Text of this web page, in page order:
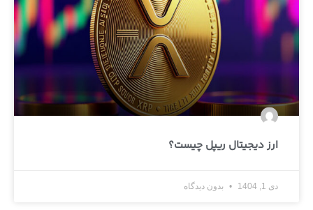
ارز دیجیتال ریپل چیست؟
دی 1, 1404 بدون دیدگاه